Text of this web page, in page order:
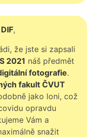
,
že jste si zapsali
2021 náš předmět
fotografie.
fakult ČVUT
jako loni, což
opravdu
Vám a
snažit